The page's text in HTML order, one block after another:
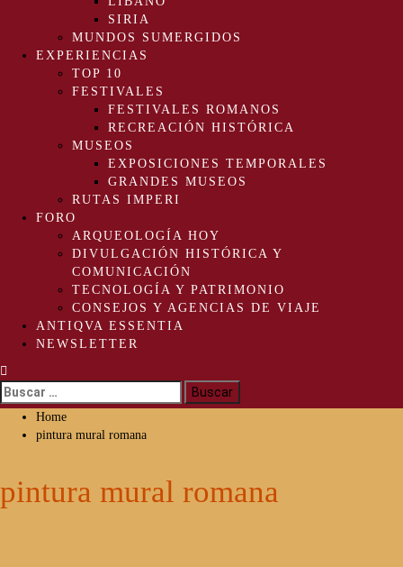
SIRIA
MUNDOS SUMERGIDOS
EXPERIENCIAS
TOP 10
FESTIVALES
FESTIVALES ROMANOS
RECREACIÓN HISTÓRICA
MUSEOS
EXPOSICIONES TEMPORALES
GRANDES MUSEOS
RUTAS IMPERI
FORO
ARQUEOLOGÍA HOY
DIVULGACIÓN HISTÓRICA Y
COMUNICACIÓN
TECNOLOGÍA Y PATRIMONIO
CONSEJOS Y AGENCIAS DE VIAJE
ANTIQVA ESSENTIA
NEWSLETTER
Buscar:
Home
pintura mural romana
pintura mural romana